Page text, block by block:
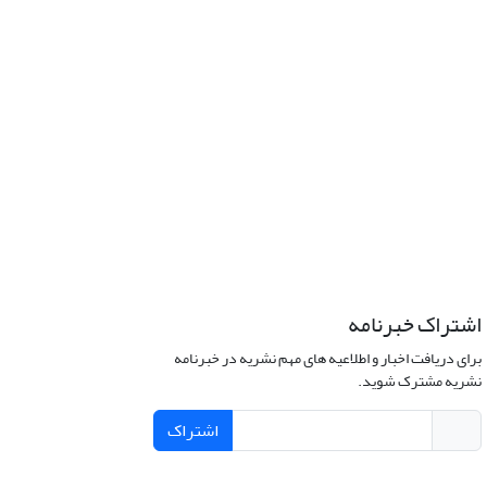
اشتراک خبرنامه
برای دریافت اخبار و اطلاعیه های مهم نشریه در خبرنامه
نشریه مشترک شوید.
اشتراک